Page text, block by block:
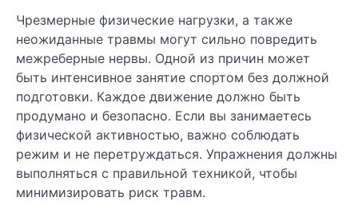
Чрезмерные физические нагрузки, а также
неожиданные травмы могут сильно повредить
межреберные нервы. Одной из причин может
быть интенсивное занятие спортом без должной
подготовки. Каждое движение должно быть
продумано и безопасно. Если вы занимаетесь
физической активностью, важно соблюдать
режим и не перетруждаться. Упражнения должны
выполняться с правильной техникой, чтобы
минимизировать риск травм.